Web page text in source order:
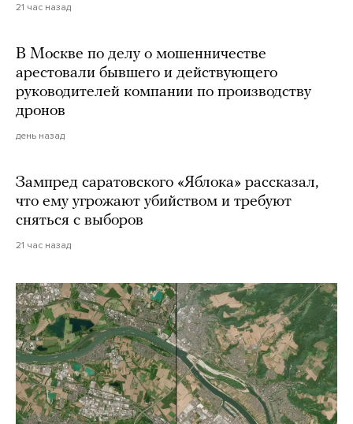
21 час назад
В Москве по делу о мошенничестве
арестовали бывшего и действующего
руководителей компании по производству
дронов
день назад
Зампред саратовского «Яблока» рассказал,
что ему угрожают убийством и требуют
сняться с выборов
21 час назад